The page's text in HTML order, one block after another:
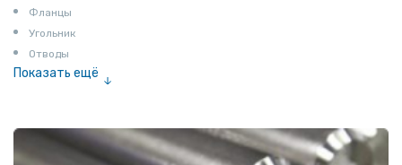
Фланцы
Угольник
Отводы
Показать ещё
Соединение «американка»
Штуцеры